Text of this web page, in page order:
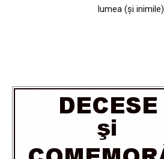
lumea (și inimile)